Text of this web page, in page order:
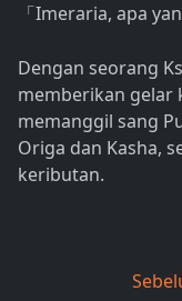
「 Imeraria, apa
Dengan seorang
memberikan gelar
memanggil sang
Origa dan Kasha,
keributan.